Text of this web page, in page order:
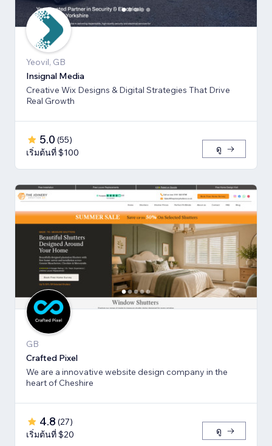
Yeovil, GB
Insignal Media
Creative Wix Designs & Digital Strategies That Drive
Real Growth
5.0 (55)
เริ่มต้นที่ $100
ดู
GB
Crafted Pixel
We are a innovative website design company in the
heart of Cheshire
4.8 (27)
เริ่มต้นที่ $20
ดู